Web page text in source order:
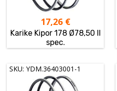
17,26 €
Karike Kipor 178 Ø78,50 II
spec.
SKU: YDM.36403001-1